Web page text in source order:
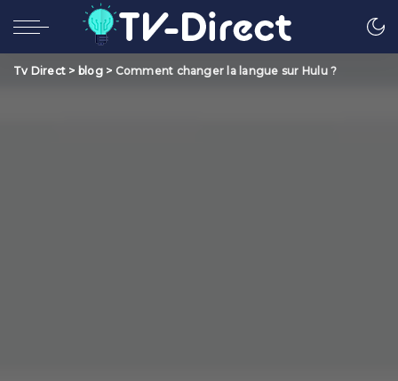
Tv Direct > blog> Comment changer la langue sur Hulu ?